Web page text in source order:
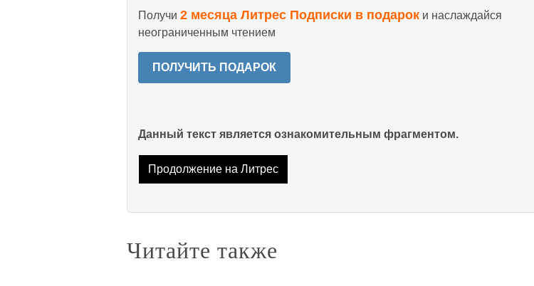
Получи 2 месяца Литрес Подписки в подарок и наслаждайся
неограниченным чтением
ПОЛУЧИТЬ ПОДАРОК
Данный текст является ознакомительным фрагментом.
Продолжение на Литрес
Читайте также